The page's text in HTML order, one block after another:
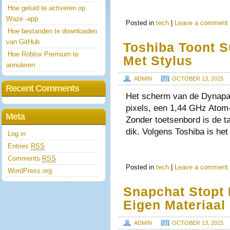
Posted in tech Leave a comment
Toshiba Toont
Met Stylus
ADMIN OCTOBER 13, 2015
Het scherm van de
pixels, een 1,44 GHz
Zonder toetsenbord is de
dik. Volgens Toshiba is
Posted in tech Leave a comment
Snapchat Stopt
Eigen Materiaal
ADMIN OCTOBER 13, 2015
Hoe geluid te activeren op
Waze -app
Hoe bestanden te downloaden
van GitHub
Hoe Roblox Premium te
annuleren
Recent Comments
Meta
Log in
Entries RSS
Comments RSS
WordPress.org